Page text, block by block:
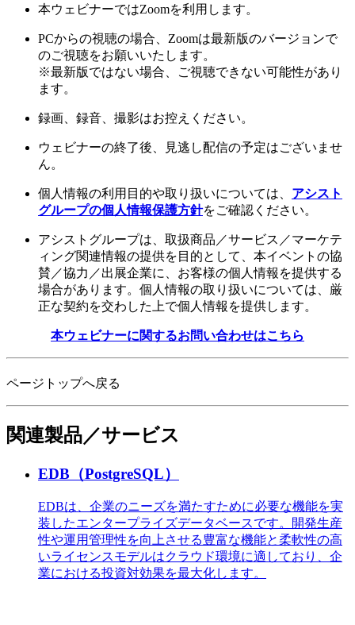
本ウェビナーではZoomを利用します。
PCからの視聴の場合、Zoomは最新版のバージョンで
のご視聴をお願いいたします。
※最新版ではない場合、ご視聴できない可能性があり
ます。
録画、録音、撮影はお控えください。
ウェビナーの終了後、見逃し配信の予定はございませ
ん。
個人情報の利用目的や取り扱いについては、 アシスト
グループの個人情報保護方針をご確認ください。
アシストグループは、取扱商品／サービス／マーケテ
ィング関連情報の提供を目的として、本イベントの協
賛／協力／出展企業に、お客様の個人情報を提供する
場合があります。個人情報の取り扱いについては、厳
正な契約を交わした上で個人情報を提供します。
本ウェビナーに関するお問い合わせはこちら
ページトップへ戻る
関連製品／サービス
EDB（PostgreSQL）
EDBは、企業のニーズを満たすために必要な機能を実
装したエンタープライズデータベースです。開発生産
性や運用管理性を向上させる豊富な機能と柔軟性の高
いライセンスモデルはクラウド環境に適しており、企
業における投資対効果を最大化します。